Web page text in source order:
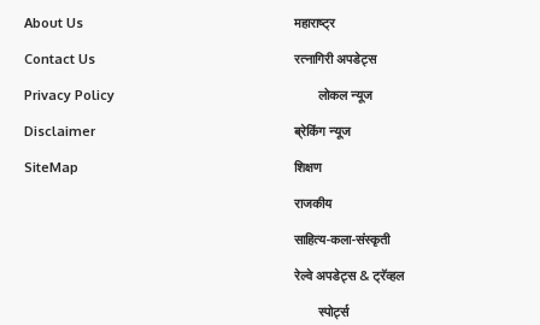
About Us
Contact Us
Privacy Policy
Disclaimer
SiteMap
महाराष्ट्र
रत्नागिरी अपडेट्स
लोकल न्यूज
ब्रेकिंग न्यूज
शिक्षण
राजकीय
साहित्य-कला-संस्कृती
रेल्वे अपडेट्स & ट्रॅव्हल
स्पोर्ट्स